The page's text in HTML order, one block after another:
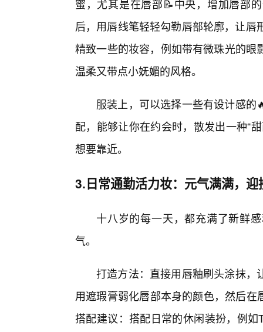
蜜，尤其是在唇部📝中央，增加唇部
后，用唇线笔轻轻勾勒唇部轮廓，让
精致一些的妆容，例如带有微珠光的
温柔又带点小妩媚的风格。
服装上，可以选择一些有设计感
配，能够让你在约会时，散发出一种“
想要靠近。
3.日常通勤活力妆：元气满满，
十八岁的每一天，都充满了新鲜
气。
打造方法：直接用唇釉刷头涂抹，
用遮瑕膏弱化唇部本身的颜色，然后
搭配建议：搭配日常的休闲装扮，例